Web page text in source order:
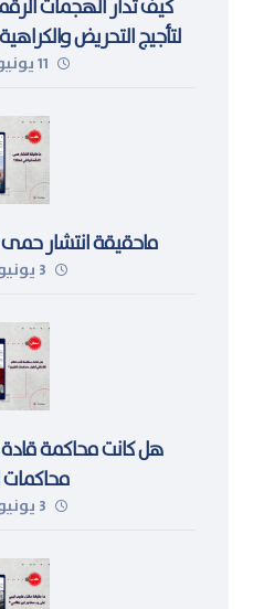
كيف تُدار الهجمات
لتأجيج التحريض
اللجوء
11 يونيو، 2026
ماحقيقة انتشار حمى
3 يونيو، 2026
هل كانت محاكمة
محاكمات
3 يونيو، 2026